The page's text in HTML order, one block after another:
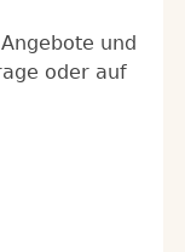
und
oder auf